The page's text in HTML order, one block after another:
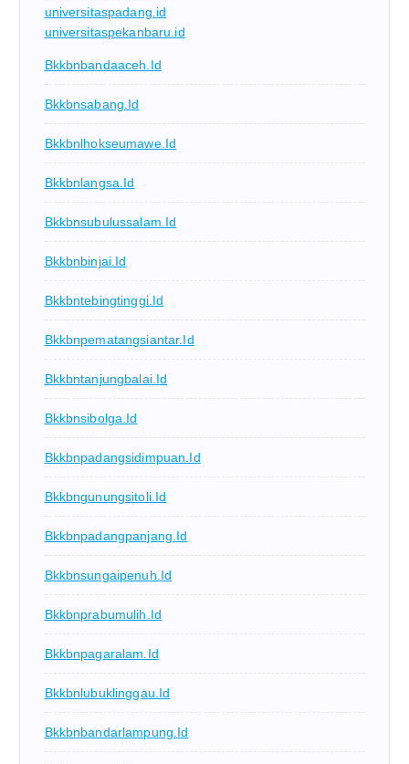
universitaspadang.id
universitaspekanbaru.id
Bkkbnbandaaceh.id
Bkkbnsabang.id
Bkkbnlhokseumawe.id
Bkkbnlangsa.id
Bkkbnsubulussalam.id
Bkkbnbinjai.id
Bkkbntebingtinggi.id
Bkkbnpematangsiantar.id
Bkkbntanjungbalai.id
Bkkbnsibolga.id
Bkkbnpadangsidimpuan.id
Bkkbngunungsitoli.id
Bkkbnpadangpanjang.id
Bkkbnsungaipenuh.id
Bkkbnprabumulih.id
Bkkbnpagaralam.id
Bkkbnlubuklinggau.id
Bkkbnbandarlampung.id